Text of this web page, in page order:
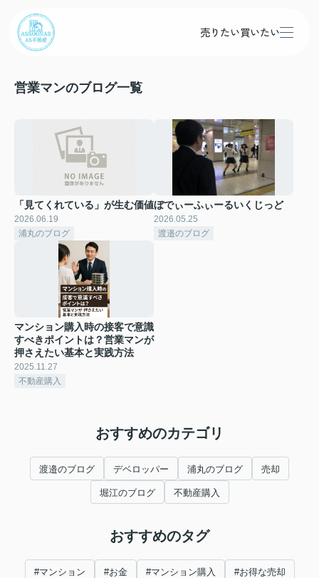
売りたい買いたい
営業マンのブログ一覧
「見てくれている」が生む価値
2026.06.19
浦丸のブログ
ぼでぃーふぃーるいくじっど
2026.05.25
渡邉のブログ
マンション購入時の接客で意識
すべきポイントは？営業マンが
押さえたい基本と実践方法
2025.11.27
不動産購入
おすすめのカテゴリ
渡邉のブログ デベロッパー 浦丸のブログ 売却
堀江のブログ 不動産購入
おすすめのタグ
#マンション #お金 #マンション購入 #お得な売却